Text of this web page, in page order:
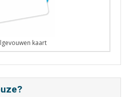
kaart